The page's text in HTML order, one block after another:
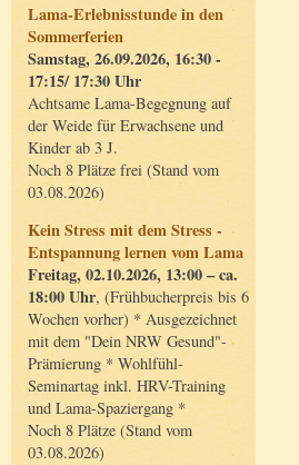
Lama-Erlebnisstunde in den
Sommerferien
Samstag, 26.09.2026, 16:30 -
17:15/ 17:30 Uhr
Achtsame Lama-Begegnung auf
der Weide für Erwachsene und
Kinder ab 3 J.
Noch 8 Plätze frei (Stand vom
03.08.2026)
Kein Stress mit dem Stress -
Entspannung lernen vom Lama
Freitag, 02.10.2026, 13:00 – ca.
18:00 Uhr, (Frühbucherpreis bis 6
Wochen vorher) * Ausgezeichnet
mit dem "Dein NRW Gesund"-
Prämierung * Wohlfühl-
Seminartag inkl. HRV-Training
und Lama-Spaziergang *
Noch 8 Plätze (Stand vom
03.08.2026)